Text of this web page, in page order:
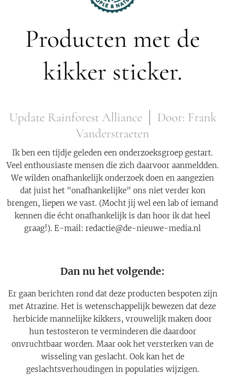
Producten met de
kikker sticker.
Update Rainforest Alliance │ Door: Frank
Vanderstraeten
Ik ben een tijdje geleden een onderzoeksgroep gestart.
Veel enthousiaste mensen die zich daarvoor aanmeldden.
We wilden onafhankelijk onderzoek doen en aangezien
dat juist het "onafhankelijke" ons niet verder kon
brengen, liepen we vast. (Mocht jij wel een lab of iemand
kennen die écht onafhankelijk is dan hoor ik dat heel
graag!). E-mail: redactie@de-nieuwe-media.nl
Dan nu het volgende:
Er gaan berichten rond dat deze producten bespoten zijn
met Atrazine. Het is wetenschappelijk bewezen dat deze
herbicide mannelijke kikkers, vrouwelijk maken door
hun testosteron te verminderen die daardoor
onvruchtbaar worden. Maar ook het versterken van de
wisseling van geslacht. Ook kan het de
geslachtsverhoudingen in populaties wijzigen.